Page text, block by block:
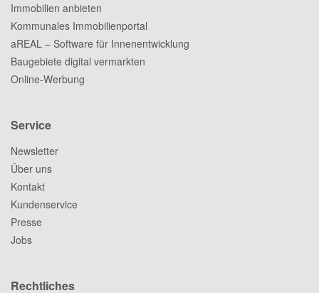
Immobilien anbieten
Kommunales Immobilienportal
aREAL – Software für Innenentwicklung
Baugebiete digital vermarkten
Online-Werbung
Service
Newsletter
Über uns
Kontakt
Kundenservice
Presse
Jobs
Rechtliches